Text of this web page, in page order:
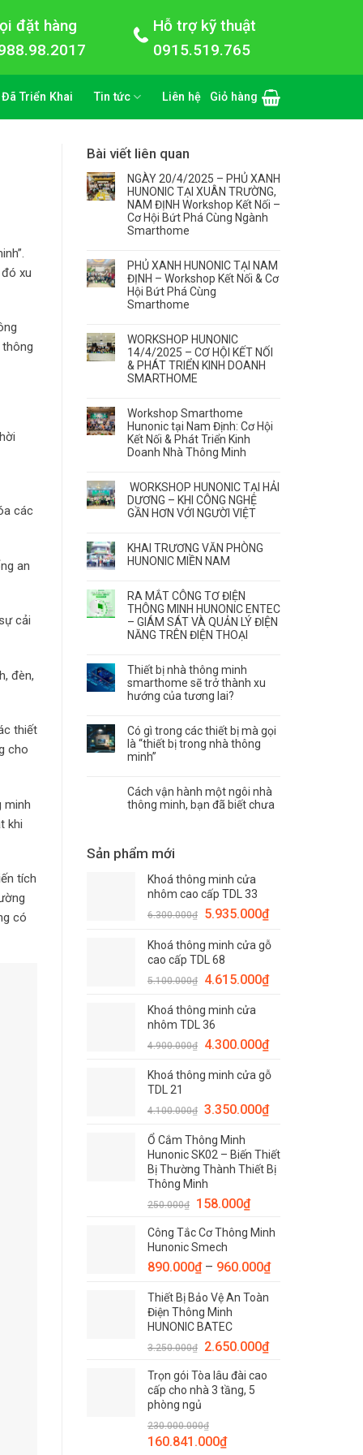
đặt hàng
Hỗ trợ kỹ thuật
0915.519.765
Triển Khai Tin tức Liên hệ Giỏ hàng
xu
các
an
cải
đèn,
thiết
cho
minh
khi
tích
có
Bài viết liên quan
NGÀY 20/4/2025 – PHỦ XANH
HUNONIC TẠI XUÂN TRƯỜNG,
NAM ĐỊNH Workshop Kết Nối –
Cơ Hội Bứt Phá Cùng Ngành
Smarthome
PHỦ XANH HUNONIC TẠI NAM
ĐỊNH – Workshop Kết Nối & Cơ
Hội Bứt Phá Cùng
Smarthome
WORKSHOP HUNONIC
14/4/2025 – CƠ HỘI KẾT NỐI
& PHÁT TRIỂN KINH DOANH
SMARTHOME
Workshop Smarthome
Hunonic tại Nam Định: Cơ Hội
Kết Nối & Phát Triển Kinh
Doanh Nhà Thông Minh
WORKSHOP HUNONIC TẠI HẢI
DƯƠNG – KHI CÔNG NGHỆ
GẦN HƠN VỚI NGƯỜI VIỆT
KHAI TRƯƠNG VĂN PHÒNG
HUNONIC MIỀN NAM
RA MẮT CÔNG TƠ ĐIỆN
THÔNG MINH HUNONIC ENTEC
– GIÁM SÁT VÀ QUẢN LÝ ĐIỆN
NĂNG TRÊN ĐIỆN THOẠI
Thiết bị nhà thông minh
smarthome sẽ trở thành xu
hướng của tương lai?
Có gì trong các thiết bị mà gọi
là “thiết bị trong nhà thông
minh”
Cách vận hành một ngôi nhà
thông minh, bạn đã biết chưa
Sản phẩm mới
Khoá thông minh cửa
nhôm cao cấp TDL 33
6.300.000₫
Giá
là:
6.300.000₫.
5.935.000₫Giá
tại
5.935.000₫.
Khoá thông minh cửa gỗ
cao cấp TDL 68
5.100.000₫
Giá
là:
5.100.000₫.
4.615.000₫Giá
4.615.000₫.
Khoá thông minh cửa
nhôm TDL 36
4.900.000₫
Giá
là:
4.300.000₫Giá
tại
4.300.000₫.
Khoá thông minh cửa gỗ
TDL 21
4.100.000₫ Giá
là:
4.100.000₫.
3.350.000₫Giá
là:
3.350.000₫.
Ổ Cắm Thông Minh
Hunonic SK02 – Biến Thiết
Bị Thường Thành Thiết Bị
Thông Minh
250.000₫
Giá
là:
250.000₫.
158.000₫Giá
tại
158.000₫.
Công Tắc Cơ Thông Minh
Hunonic Smech
890.000₫– 960.000₫
Thiết Bị Bảo Vệ An Toàn
Điện Thông Minh
HUNONIC BATEC
3.250.000₫
Giá
là:
3.250.000₫.
2.650.000₫Giá
Trọn gói Tòa lâu đài cao
cấp cho nhà 3 tầng, 5
phòng ngủ
230.000.000₫
Giá
160.841.000₫Giá